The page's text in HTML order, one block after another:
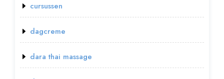
cursussen
dagcreme
dara thai massage